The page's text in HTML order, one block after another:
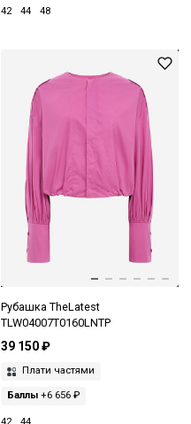
42 44 48
Рубашка TheLatest
TLW04007T0160LNTP
39 150 ₽
Плати частями
Баллы+6 656 ₽
42 44